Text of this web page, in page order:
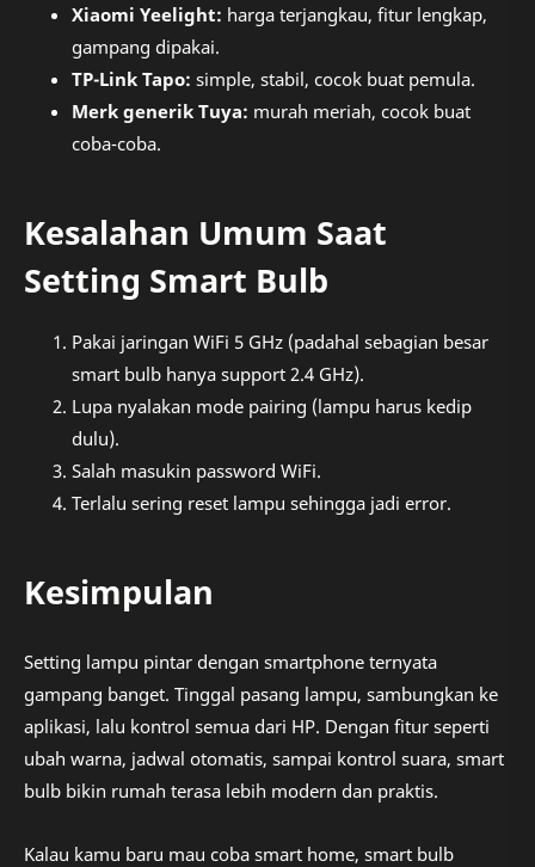
Xiaomi Yeelight: harga terjangkau, fitur lengkap,
gampang dipakai.
TP-Link Tapo: simple, stabil, cocok buat pemula.
Merk generik Tuya: murah meriah, cocok buat
coba-coba.
Kesalahan Umum Saat
Setting Smart Bulb
Pakai jaringan WiFi 5 GHz (padahal sebagian besar
smart bulb hanya support 2.4 GHz).
Lupa nyalakan mode pairing (lampu harus kedip
dulu).
Salah masukin password WiFi.
Terlalu sering reset lampu sehingga jadi error.
Kesimpulan
Setting lampu pintar dengan smartphone ternyata
gampang banget. Tinggal pasang lampu, sambungkan ke
aplikasi, lalu kontrol semua dari HP. Dengan fitur seperti
ubah warna, jadwal otomatis, sampai kontrol suara, smart
bulb bikin rumah terasa lebih modern dan praktis.
Kalau kamu baru mau coba smart home, smart bulb